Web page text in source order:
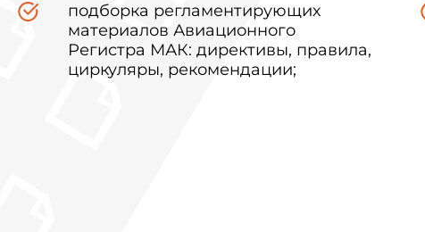
подборка регламентирующих
материалов Авиационного
Регистра МАК: директивы, правила,
циркуляры, рекомендации;